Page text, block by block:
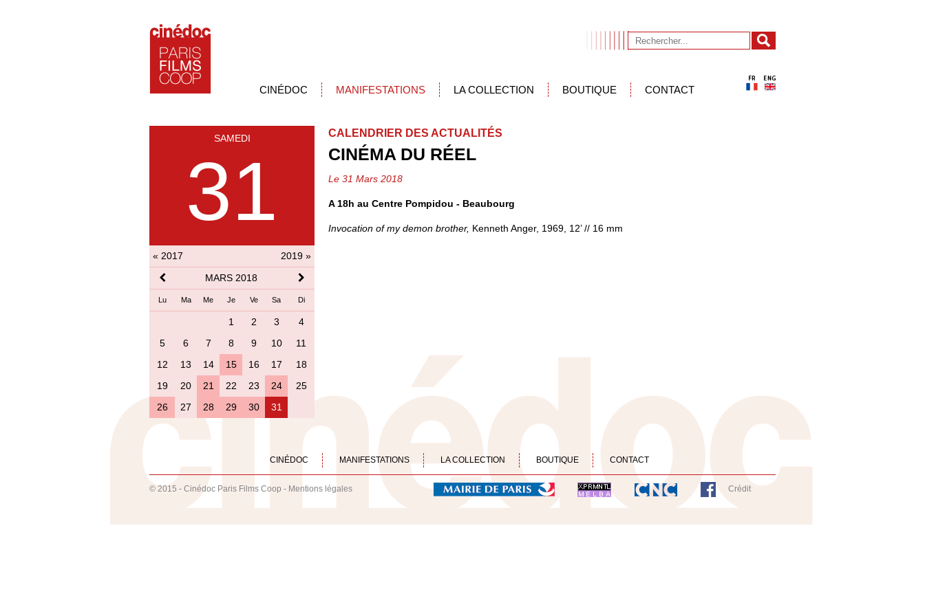
CINÉDOC MANIFESTATIONS LA COLLECTION BOUTIQUE CONTACT
SAMEDI
31
« 2017
2019 »
MARS 2018
Lu Ma Me Je Ve Sa Di
1 2 3
4
5
6 7 8 9 10
11
12
13 14 15 16 17
18
19
20 21 22 23 24
25
26
27 28 29 30 31
CALENDRIER DES ACTUALITÉS
CINÉMA DU RÉEL
Le 31 Mars 2018
A 18h au Centre Pompidou - Beaubourg
Invocation of my demon brother, Kenneth Anger, 1969, 12’ // 16 mm
CINÉDOC MANIFESTATIONS LA COLLECTION BOUTIQUE CONTACT
© 2015 - Cinédoc Paris Films Coop - Mentions légales Crédit